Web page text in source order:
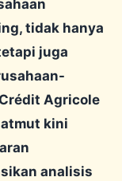
tidak hanya
juga
Agricole
kini
analisis